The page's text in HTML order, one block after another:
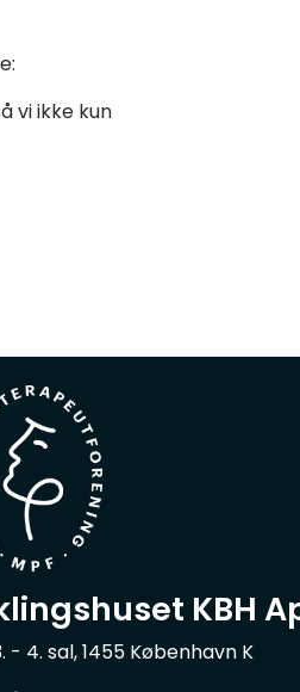
vi ikke kun
KBH
4. sal, 1455 København K